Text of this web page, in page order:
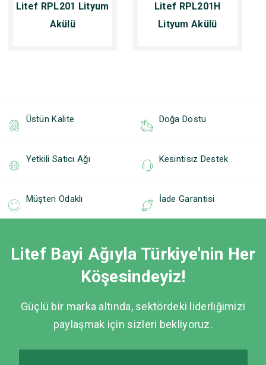
Litef RPL201 Lityum
Akülü
Litef RPL201H
Lityum Akülü
Üstün Kalite Doğa Dostu
Yetkili Satıcı Ağı Kesintisiz Destek
Müşteri Odaklı İade Garantisi
Litef Bayi Ağıyla Türkiye'nin Her
Köşesindeyiz!
Güçlü bir marka altında, sektördeki liderliğimizi
paylaşmak için sizleri bekliyoruz.